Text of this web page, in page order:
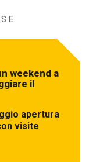
weekend a
il
apertura
visite